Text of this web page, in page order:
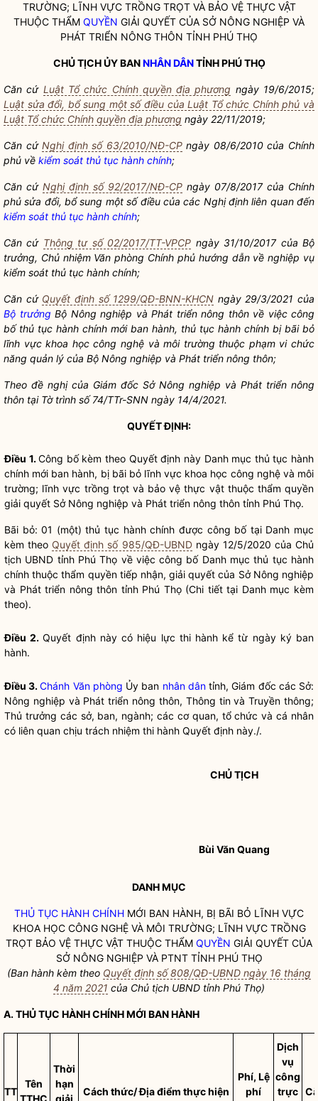
TRƯỜNG; LĨNH VỰC TRỒNG TRỌT VÀ BẢO VỆ THỰC VẬT
THUỘC THẨM QUYỀN GIẢI QUYẾT CỦA SỞ NÔNG NGHIỆP VÀ
PHÁT TRIỂN NÔNG THÔN TỈNH PHÚ THỌ
CHỦ TỊCH ỦY BANNHÂN DÂNTỈNH PHÚ THỌ
Căn cứ Luật Tổ chức Chính quyền địa phương ngày 19/6/2015;
Luật sửa đổi, bổ sung một số điều của Luật Tổ chức Chính phủ và
Luật Tổ chức Chính quyền địa phương ngày 22/11/2019;
Căn cứNghị định số 63/2010/NĐ-CPngày 08/6/2010 của Chính
phủ về kiểm soát thủ tục hành chính;
Căn cứ Nghị định số 92/2017/NĐ-CP ngày 07/8/2017 của Chính
phủ sửa đổi, bổ sung một số điều của các Nghị định liên quan đến
kiểm soát thủ tục hành chính;
Căn cứ Thông tư số 02/2017/TT-VPCP ngày 31/10/2017 củaBộ
trưởng, Chủ nhiệm Văn phòng Chính phủ hướng dẫn về nghiệp vụ
kiểm soát thủ tục hành chính;
Căn cứ Quyết định số 1299/QĐ-BNN-KHCN ngày 29/3/2021 của
Bộ trưởng Bộ Nông nghiệp và Phát triển nông thôn về việc công
bố thủ tục hành chính mới ban hành, thủ tục hành chính bị bãi bỏ
lĩnh vực khoa học công nghệ và môi trường thuộc phạm vi chức
năng quản lý của Bộ Nông nghiệp và Phát triển nông thôn;
Theo đề nghị của Giám đốc Sở Nông nghiệp và Phát triển nông
thôn tại Tờ trình số 74/TTr-SNN ngày 14/4/2021.
QUYẾT ĐỊNH:
Điều 1.Công bố kèm theo Quyết định này Danh mục thủ tục hành
chính mới ban hành, bị bãi bỏ lĩnh vực khoa học công nghệ và môi
trường; lĩnh vực trồng trọt và bảo vệ thực vật thuộc thẩm quyền
giải quyết Sở Nông nghiệp và Phát triển nông thôn tỉnh Phú Thọ.
Bãi bỏ: 01 (một)thủ tục hành chính được công bố tại Danh mục
kèm theo Quyết định số 985/QĐ-UBNDngày 12/5/2020 của Chủ
tịch UBND tỉnh Phú Thọ về việc công bố Danh mụcthủ tục hành
chính thuộc thẩm quyềntiếp nhận, giải quyết của Sở Nông nghiệp
và Phát triển nông thôn tỉnh Phú Thọ (Chi tiết tại Danh mục kèm
theo).
Điều 2.Quyết định này có hiệu lực thi hành kể từ ngày ký ban
hành.
Điều 3.Chánh Văn phòng Ủy ban nhân dântỉnh, Giám đốc các Sở:
Nông nghiệp và Phát triển nông thôn, Thông tin và Truyền thông;
Thủ trưởng các sở, ban, ngành; các cơ quan, tổ chức và cá nhân
có liên quan chịu trách nhiệm thi hành Quyết định này./.
CHỦ TỊCH
Bùi Văn Quang
DANH MỤC
THỦ TỤC HÀNH CHÍNH MỚI BAN HÀNH, BỊ BÃI BỎ LĨNH VỰC
KHOA HỌC CÔNG NGHỆ VÀ MÔI TRƯỜNG; LĨNH VỰC TRỒNG
TRỌT BẢO VỆ THỰC VẬT THUỘC THẨM QUYỀN GIẢI QUYẾT CỦA
SỞ NÔNG NGHIỆP VÀ PTNT TỈNH PHÚ THỌ
(Ban hành kèm theo Quyết định số 808/QĐ-UBND ngày 16 tháng
4 năm 2021 của Chủ tịch UBND tỉnh Phú Thọ)
A.THỦ TỤC HÀNH CHÍNHMỚI BAN HÀNH
TT
Tên
TTHC
Thời
hạn
giải
Cách thức/ Địa điểm thực hiện
Phí, Lệ
phí
Dịch
vụ
công
trực